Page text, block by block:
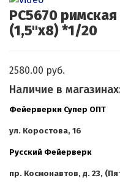
РС5670
(1,5"х8) *1/20
2580.00 руб.
Наличие в
Фейерверки Супер ОПТ
ул. Коростова, 16
Русский Фейерверк
пр. Космонавтов, д. 23,